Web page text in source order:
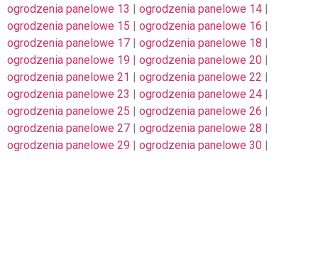
ogrodzenia panelowe 13 | ogrodzenia panelowe 14 |
ogrodzenia panelowe 15 | ogrodzenia panelowe 16 |
ogrodzenia panelowe 17 | ogrodzenia panelowe 18 |
ogrodzenia panelowe 19 | ogrodzenia panelowe 20 |
ogrodzenia panelowe 21 | ogrodzenia panelowe 22 |
ogrodzenia panelowe 23 | ogrodzenia panelowe 24 |
ogrodzenia panelowe 25 | ogrodzenia panelowe 26 |
ogrodzenia panelowe 27 | ogrodzenia panelowe 28 |
ogrodzenia panelowe 29 | ogrodzenia panelowe 30 |